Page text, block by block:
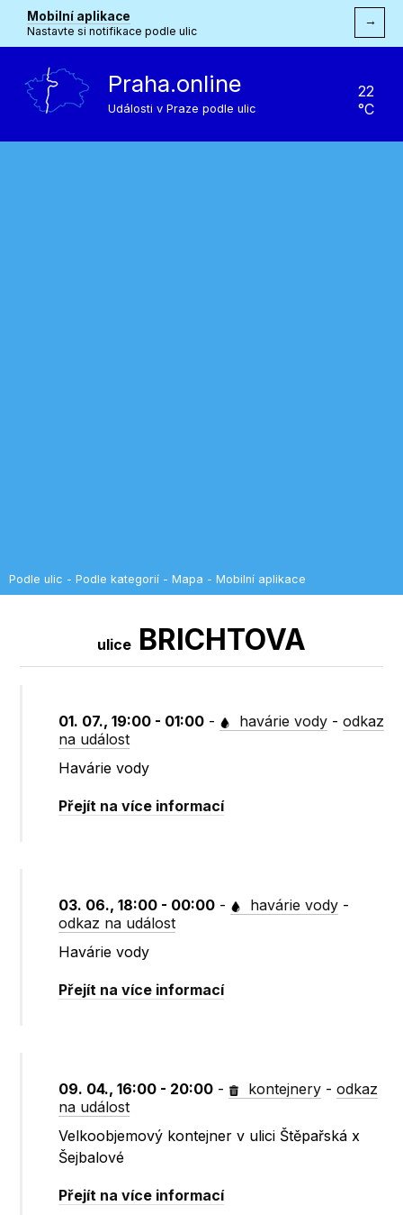
Mobilní aplikace
Nastavte si notifikace podle ulic
→
Praha.online
Události v Praze podle ulic
22
°C
Podle ulic - Podle kategorií - Mapa - Mobilní aplikace
ulice BRICHTOVA
01. 07., 19:00 - 01:00 - havárie vody -odkaz
na událost
Havárie vody
Přejít na více informací
03. 06., 18:00 - 00:00 - havárie vody -
odkaz na událost
Havárie vody
Přejít na více informací
09. 04., 16:00 - 20:00 - kontejnery -odkaz
na událost
Velkoobjemový kontejner v ulici Štěpařská x
Šejbalové
Přejít na více informací